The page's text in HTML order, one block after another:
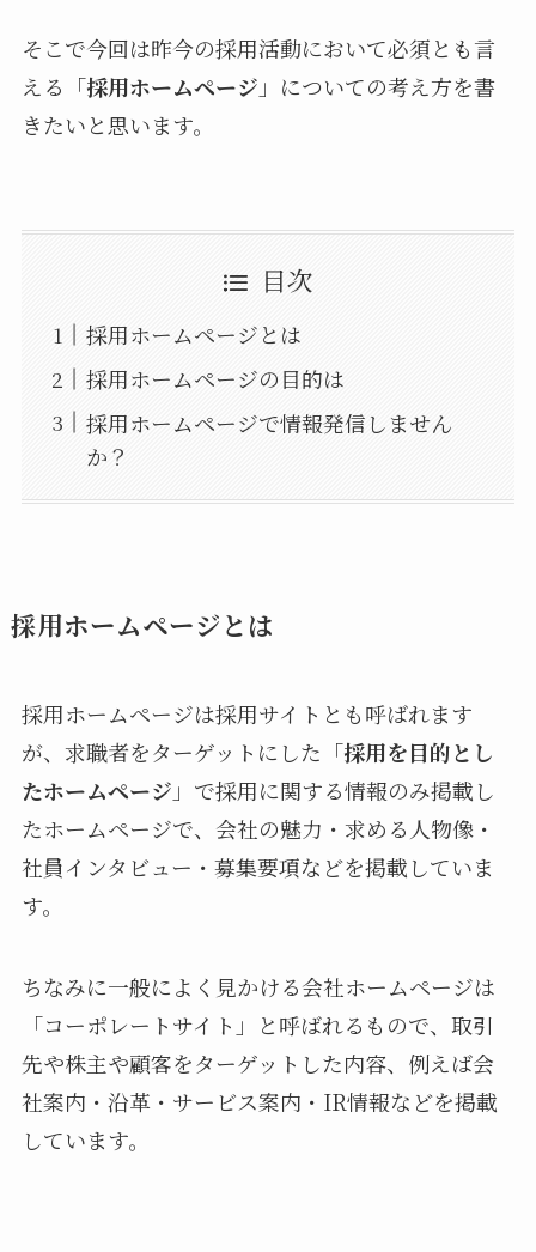
そこで今回は昨今の採用活動において必須とも言
える「採用ホームページ 」についての考え方を書
きたいと思います。
目次
採用ホームページとは
採用ホームページの目的は
採用ホームページで情報発信しません
か？
採用ホームページとは
採用ホームページは採用サイトとも呼ばれます
が、求職者をターゲットにした「採用を目的とし
たホームページ 」で採用に関する情報のみ掲載し
たホームページで、会社の魅力・求める人物像・
社員インタビュー・募集要項などを掲載していま
す。
ちなみに一般によく見かける会社ホームページは
「コーポレートサイト」と呼ばれるもので、取引
先や株主や顧客をターゲットした内容、例えば会
社案内・沿革・サービス案内・IR情報などを掲載
しています。